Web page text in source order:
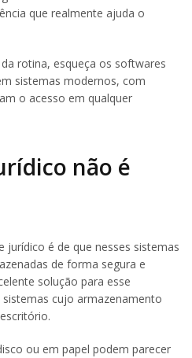
que realmente ajuda o
rotina, esqueça os softwares
sistemas modernos, com
o acesso em qualquer
não é
é de que nesses sistemas
de forma segura e
solução para esse
cujo armazenamento
ou em papel podem parecer